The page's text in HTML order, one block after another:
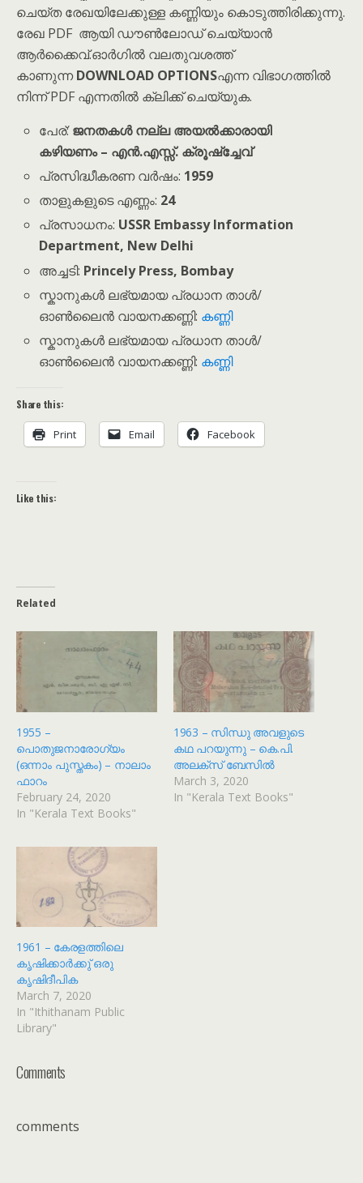
ചെയ്ത രേഖയിലേക്കുള്ള കണ്ണിയും കൊടുത്തിരിക്കുന്നു.
രേഖ PDF ആയി ഡൗൺലോഡ് ചെയ്യാൻ
ആർക്കൈവ്.ഓർഗിൽ വലതുവശത്ത്
കാണുന്നDOWNLOAD OPTIONSഎന്ന വിഭാഗത്തിൽ
നിന്ന് PDF എന്നതിൽ ക്ലിക്ക് ചെയ്യുക.
പേര്:ജനതകൾ നല്ല അയൽക്കാരായി
കഴിയണം – എൻ.എസ്സ്. ക്രൂഷ്‌ച്ചേവ്
പ്രസിദ്ധീകരണ വർഷം: 1959
താളുകളുടെ എണ്ണം: 24
പ്രസാധനം: USSR Embassy Information
Department, New Delhi
അച്ചടി: Princely Press, Bombay
സ്കാനുകൾ ലഭ്യമായ പ്രധാന താൾ/
ഓൺലൈൻ വായനക്കണ്ണി: കണ്ണി
സ്കാനുകൾ ലഭ്യമായ പ്രധാന താൾ/
ഓൺലൈൻ വായനക്കണ്ണി: കണ്ണി
Share this:
Print Email Facebook
Like this:
Related
1955 –
പൊതുജനാരോഗ്യം
(ഒന്നാം പുസ്തകം) – നാലാം
ഫാറം
February 24, 2020
In "Kerala Text Books"
1963 – സിന്ധു അവളുടെ
കഥ പറയുന്നു – കെ.പി.
അലക്സ് ബേസിൽ
March 3, 2020
In "Kerala Text Books"
1961 – കേരളത്തിലെ
കൃഷിക്കാർക്കു് ഒരു
കൃഷിദീപിക
March 7, 2020
In "Ithithanam Public
Library"
Comments
comments